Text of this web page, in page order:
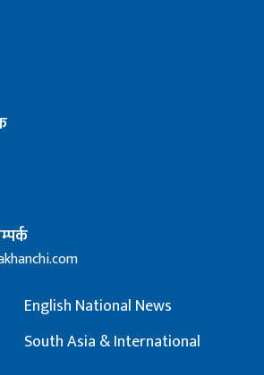
English National News
South Asia & International